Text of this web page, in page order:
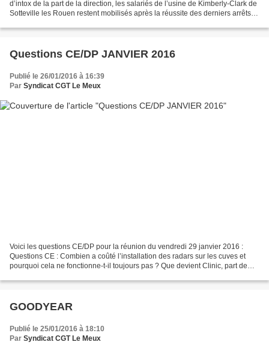
d’intox de la part de la direction, les salariés de l’usine de Kimberly-Clark de
Sotteville les Rouen restent mobilisés après la réussite des derniers arrêts
Questions CE/DP JANVIER 2016
Publié le 26/01/2016 à 16:39
Par Syndicat CGT Le Meux
Voici les questions CE/DP pour la réunion du vendredi 29 janvier 2016 :
Questions CE : Combien a coûté l’installation des radars sur les cuves et
pourquoi cela ne fonctionne-t-il toujours pas ? Que devient Clinic, part de
GOODYEAR
Publié le 25/01/2016 à 18:10
Par Syndicat CGT Le Meux